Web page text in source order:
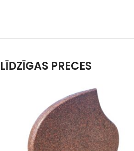
LĪDZĪGAS PRECES